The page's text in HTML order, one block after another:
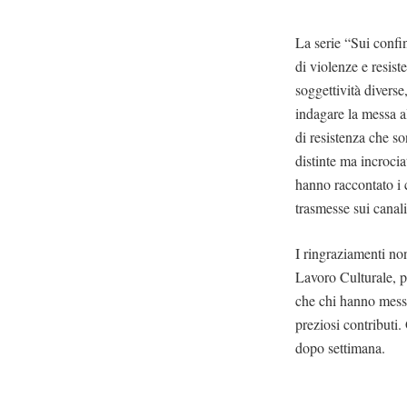
La serie “Sui
di violenze e
soggettività
indagare la messa
di resistenza che
distinte ma
hanno raccontato
trasmesse sui
I ringraziamenti
Lavoro Culturale,
che chi hanno
preziosi contributi.
dopo settimana.